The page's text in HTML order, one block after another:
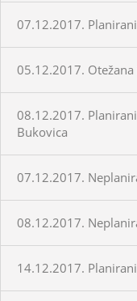
07.12.2017.
05.12.2017.
08.12.2017.
Bukovica
07.12.2017.
08.12.2017.
14.12.2017.